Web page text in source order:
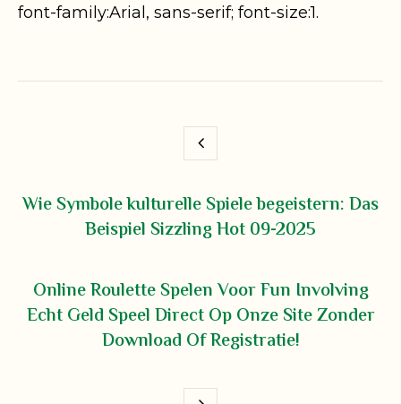
font-family:Arial, sans-serif; font-size:1.
Wie Symbole kulturelle Spiele begeistern: Das
Beispiel Sizzling Hot 09-2025
Online Roulette Spelen Voor Fun Involving
Echt Geld Speel Direct Op Onze Site Zonder
Download Of Registratie!